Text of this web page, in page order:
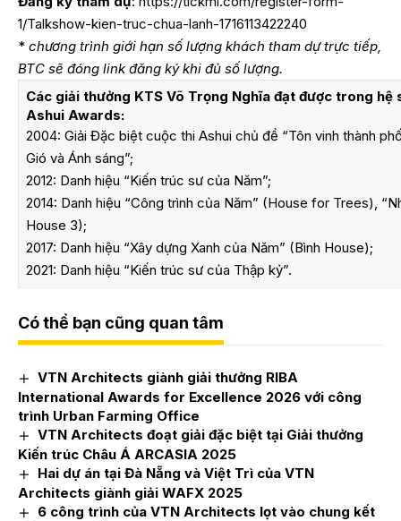
1/Talkshow-kien-truc-chua-lanh-1716113422240
* chương trình giới hạn số lượng khách tham dự trực tiếp,
BTC sẽ đóng link đăng ký khi đủ số lượng.
Các giải thưởng KTS Võ Trọng Nghĩa đạt được trong hệ
Ashui Awards:
2004: Giải Đặc biệt cuộc thi Ashui chủ đề “Tôn vinh thành
Gió và Ánh sáng”;
2012: Danh hiệu “Kiến trúc sư của Năm”;
2014: Danh hiệu “Công trình của Năm” (House for Trees),
House 3);
2017: Danh hiệu “Xây dựng Xanh của Năm” (Bình House);
2021: Danh hiệu “Kiến trúc sư của Thập kỷ”.
Có thể bạn cũng quan tâm
VTN Architects giành giải thưởng RIBA
International Awards for Excellence 2026 với công
trình Urban Farming Office
VTN Architects đoạt giải đặc biệt tại Giải thưởng
Kiến trúc Châu Á ARCASIA 2025
Hai dự án tại Đà Nẵng và Việt Trì của VTN
Architects giành giải WAFX 2025
6 công trình của VTN Architects lọt vào chung kết